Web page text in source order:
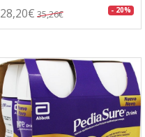
28,20€ 35,26€ - 20%